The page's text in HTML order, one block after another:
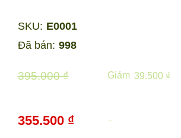
Đã bán: 998
-
355.500 ₫
395.000 ₫ 39.500 ₫
Giảm
SKU: E0001